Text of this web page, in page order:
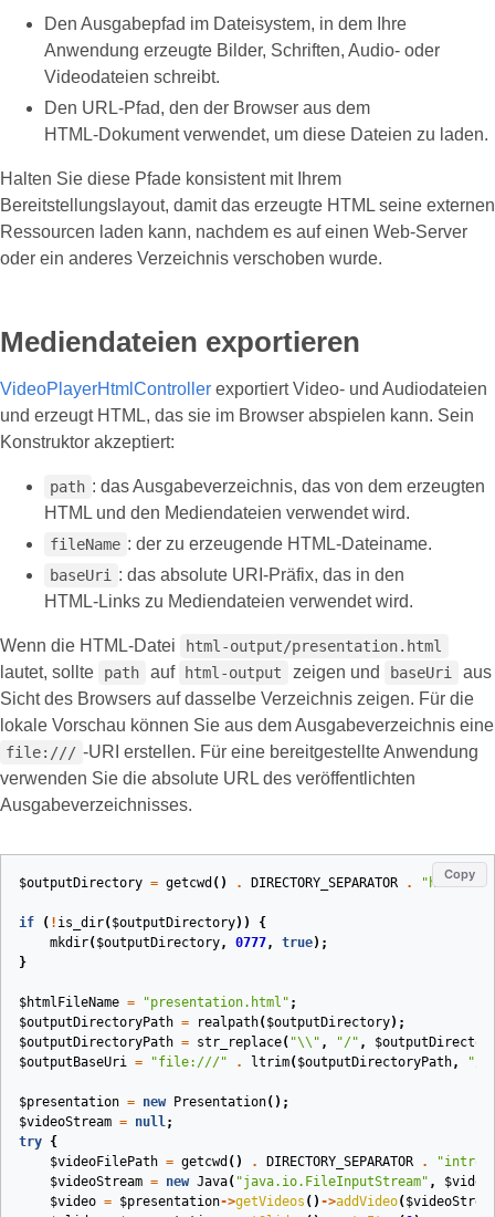
Den Ausgabepfad im Dateisystem, in dem Ihre
Anwendung erzeugte Bilder, Schriften, Audio‑ oder
Videodateien schreibt.
Den URL‑Pfad, den der Browser aus dem
HTML‑Dokument verwendet, um diese Dateien zu laden.
Halten Sie diese Pfade konsistent mit Ihrem
Bereitstellungslayout, damit das erzeugte HTML seine externen
Ressourcen laden kann, nachdem es auf einen Web‑Server
oder ein anderes Verzeichnis verschoben wurde.
Mediendateien exportieren
VideoPlayerHtmlController exportiert Video‑ und Audiodateien
und erzeugt HTML, das sie im Browser abspielen kann. Sein
Konstruktor akzeptiert:
path : das Ausgabeverzeichnis, das von dem erzeugten
HTML und den Mediendateien verwendet wird.
fileName : der zu erzeugende HTML‑Dateiname.
baseUri
: das absolute URI‑Präfix, das in den
HTML‑Links zu Mediendateien verwendet wird.
Wenn die HTML‑Datei html-output/presentation.html
lautet, sollte path auf html-output zeigen und baseUri
aus
Sicht des Browsers auf dasselbe Verzeichnis zeigen. Für die
lokale Vorschau können Sie aus dem Ausgabeverzeichnis eine
file:/// ‑URI erstellen. Für eine bereitgestellte Anwendung
verwenden Sie die absolute URL des veröffentlichten
Ausgabeverzeichnisses.
Copy
$outputDirectory = getcwd () . DIRECTORY_SEPARATOR . "html-
if ( ! is_dir( $outputDirectory))
{
mkdir( $outputDirectory, 0777, true);
}
$htmlFileName = "presentation.html" ;
$outputDirectoryPath = realpath( $outputDirectory);
$outputDirectoryPath = str_replace( "\\ " , "/" ,
$outputBaseUri = "file:///" . ltrim( $outputDirectoryPath, "/"
$presentation = new Presentation();
$videoStream = null;
try {
$videoFilePath = getcwd () . DIRECTORY_SEPARATOR .
$videoStream = new Java( "java.io.FileInputStream" ,
$video = $presentation->getVideos () ->addVideo(